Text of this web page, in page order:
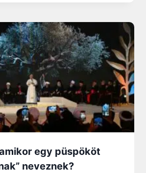
egy püspököt
neveznek?